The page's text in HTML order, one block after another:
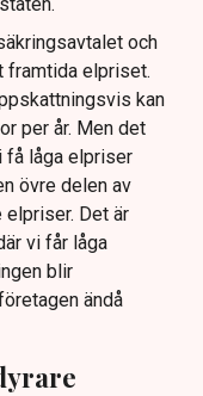
och
framtida elpriset.
kan
per år. Men det
få låga elpriser
övre delen av
elpriser. Det är
vi får låga
blir
ändå